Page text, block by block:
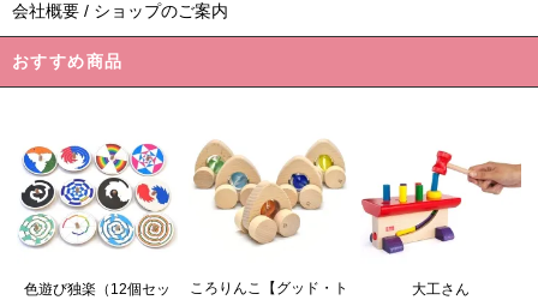
会社概要 / ショップのご案内
おすすめ商品
色遊び独楽（12個セッ
ころりんこ【グッド・ト
大工さん